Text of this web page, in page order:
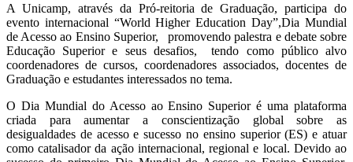
A Unicamp, através da Pró-reitoria de Graduação, participa do
evento internacional “World Higher Education Day”,Dia Mundial
de Acesso ao Ensino Superior, promovendo palestra e debate sobre
Educação Superior e seus desafios, tendo como público alvo
coordenadores de cursos, coordenadores associados, docentes de
Graduação e estudantes interessados no tema.
O Dia Mundial do Acesso ao Ensino Superior é uma plataforma
criada para aumentar a conscientização global sobre as
desigualdades de acesso e sucesso no ensino superior (ES) e atuar
como catalisador da ação internacional, regional e local. Devido ao